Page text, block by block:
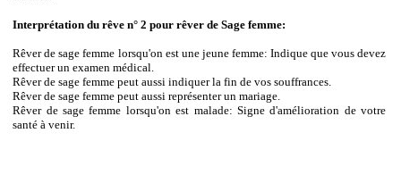
Interprétation du rêve n° 2 pour rêver de Sage femme:
Rêver de sage femme lorsqu'on est une jeune femme: Indique que vous devez
effectuer un examen médical.
Rêver de sage femme peut aussi indiquer la fin de vos souffrances.
Rêver de sage femme peut aussi représenter un mariage.
Rêver de sage femme lorsqu'on est malade: Signe d'amélioration de votre
santé à venir.